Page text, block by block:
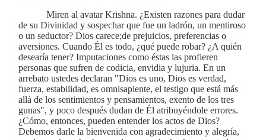
Miren al avatar Krishna. ¿Existen razones para dudar
de su Divinidad y sospechar que fue un ladrón, un mentiroso
o un seductor? Dios carece;de prejuicios, preferencias o
aversiones. Cuando Él es todo, ¿qué puede robar? ¿A quién
desearía tener? Imputaciones como éstas las profieren
personas que sufren de codicia, envidia y lujuria. En un
arrebato ustedes declaran "Dios es uno, Dios es verdad,
fuerza, estabilidad, es omnisapiente, el testigo que está más
allá de los sentimientos y pensamientos, exento de los tres
gunas", y poco después dudan de Él atribuyéndole errores.
¿Cómo, entonces, pueden entender los actos de Dios?
Debemos darle la bienvenida con agradecimiento y alegría,